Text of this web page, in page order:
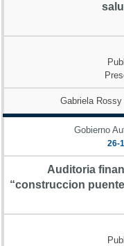
Gabriela
Gobierno
26-
Auditoria
“construccion